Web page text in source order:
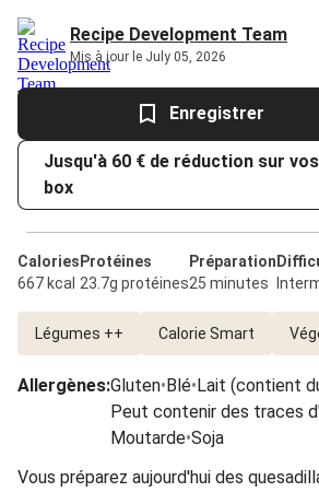
Recipe Development Team
Mis à jour le July 05, 2026
Enregistrer
Jusqu'à 60 € de réduction sur
box
Calories
667 kcal
Protéines
23.7g protéines
Préparation
25 minutes
Légumes ++ Calorie Smart
Allergènes:Gluten•Blé•Lait (contient
Peut contenir des traces
Moutarde•Soja
Vous préparez aujourd'hui des